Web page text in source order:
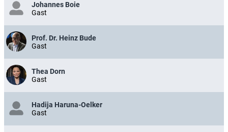
Johannes Boie
Gast
Prof. Dr. Heinz Bude
Gast
Thea Dorn
Gast
Hadija Haruna-Oelker
Gast